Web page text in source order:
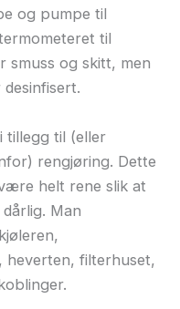
og pumpe til
til
smuss og skitt, men
tillegg til (eller
rengjøring. Dette
helt rene slik at
Man
filterhuset,